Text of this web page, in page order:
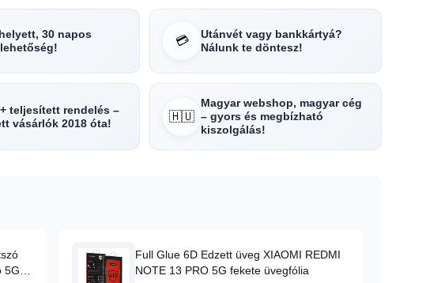
30 napos
💳
Utánvét vagy bankkártyá?
Nálunk te döntesz!
teljesített rendelés –
vásárlók 2018 óta!
🇭🇺
Magyar webshop, magyar cég
– gyors és megbízható
kiszolgálás!
Full Glue 6D Edzett üveg XIAOMI REDMI
NOTE 13 PRO 5G fekete üvegfólia